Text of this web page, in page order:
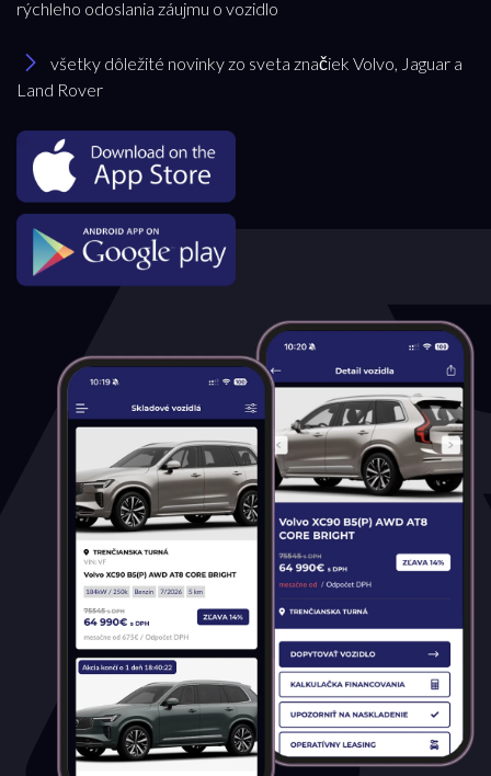
rýchleho odoslania záujmu o vozidlo
všetky dôležité novinky zo sveta značiek Volvo, Jaguar a
Land Rover